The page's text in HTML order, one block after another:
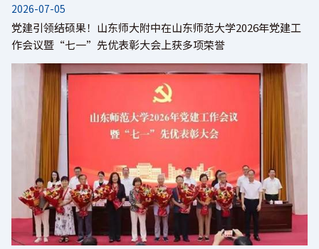
2026-07-05
党建引领结硕果！山东师大附中在山东师范大学2026年党建工
作会议暨“七一”先优表彰大会上获多项荣誉